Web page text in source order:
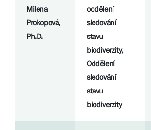
Milena
Prokopová,
Ph.D.
oddělení
sledování
stavu
biodiverzity,
Oddělení
sledování
stavu
biodiverzity